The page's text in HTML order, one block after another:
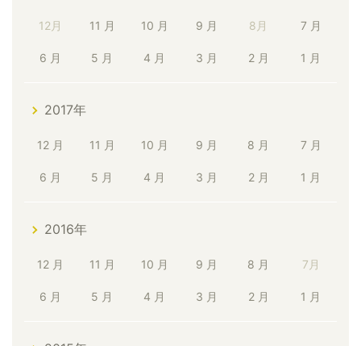
12月 11 月 10 月 9 月 8月 7 月
6 月 5 月 4 月 3 月 2 月 1 月
2017年
12 月 11 月 10 月 9 月 8 月 7 月
6 月 5 月 4 月 3 月 2 月 1 月
2016年
12 月 11 月 10 月 9 月 8 月 7月
6 月 5 月 4 月 3 月 2 月 1 月